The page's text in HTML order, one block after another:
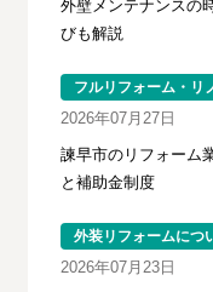
外壁メンテナンスの
びも解説
フルリフォーム・リ
2026年07月27日
諫早市のリフォーム
と補助金制度
外装リフォームにつ
2026年07月23日